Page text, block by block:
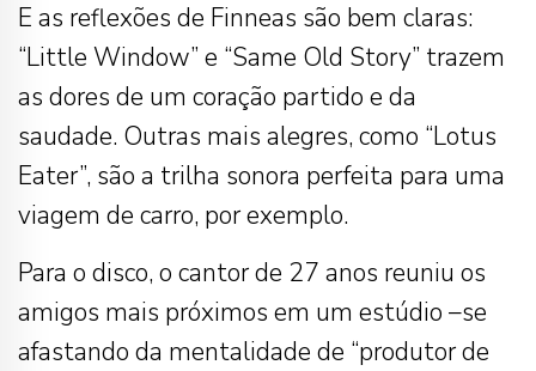
E as reflexões de Finneas são bem claras:
“Little Window” e “Same Old Story” trazem
as dores de um coração partido e da
saudade. Outras mais alegres, como “Lotus
Eater”, são a trilha sonora perfeita para uma
viagem de carro, por exemplo.
Para o disco, o cantor de 27 anos reuniu os
amigos mais próximos em um estúdio –se
afastando da mentalidade de “produtor de